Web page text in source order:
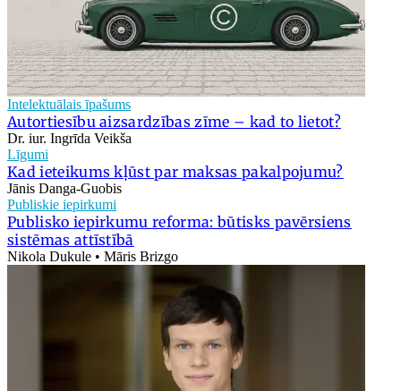
Intelektuālais īpašums
Autortiesību aizsardzības zīme – kad to lietot?
Dr. iur. Ingrīda Veikša
Līgumi
Kad ieteikums kļūst par maksas pakalpojumu?
Jānis Danga-Guobis
Publiskie iepirkumi
Publisko iepirkumu reforma: būtisks pavērsiens
sistēmas attīstībā
Nikola Dukule • Māris Brizgo